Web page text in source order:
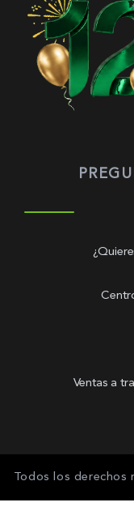
Ventas a
Todos los derechos